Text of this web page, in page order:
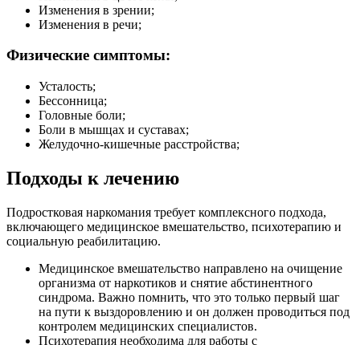
Изменения в зрении;
Изменения в речи;
Физические симптомы:
Усталость;
Бессонница;
Головные боли;
Боли в мышцах и суставах;
Желудочно-кишечные расстройства;
Подходы к лечению
Подростковая наркомания требует комплексного подхода,
включающего медицинское вмешательство, психотерапию и
социальную реабилитацию.
Медицинское вмешательство направлено на очищение
организма от наркотиков и снятие абстинентного
синдрома. Важно помнить, что это только первый шаг
на пути к выздоровлению и он должен проводиться под
контролем медицинских специалистов.
Психотерапия необходима для работы с